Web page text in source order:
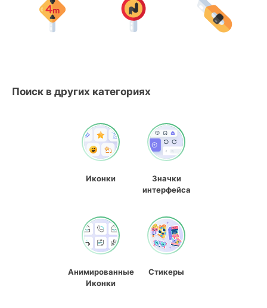
Поиск в других категориях
Иконки
Значки
интерфейса
Анимированные
Иконки
Стикеры